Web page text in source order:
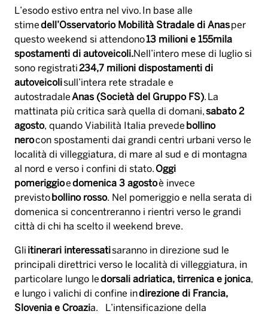
L’esodo estivo entra nel vivo. In base alle
stime dell’Osservatorio Mobilità Stradale di Anas per
questo weekend si attendono13 milioni e 155mila
spostamenti di autoveicoli.Nell’intero mese di luglio si
sono registrati 234,7 milioni dispostamenti di
autoveicolisull’intera rete stradale e
autostradale Anas (Società del Gruppo FS). La
mattinata più critica sarà quella di domani, sabato 2
agosto, quando Viabilità Italia prevede bollino
nerocon spostamenti dai grandi centri urbani verso le
località di villeggiatura, di mare al sud e di montagna
al nord e verso i confini di stato. Oggi
pomeriggioe domenica 3 agostoè invece
previsto bollino rosso. Nel pomeriggio e nella serata di
domenica si concentreranno i rientri verso le grandi
città di chi ha scelto il weekend breve.
Gli itinerari interessatisaranno in direzione sud le
principali direttrici verso le località di villeggiatura, in
particolare lungo le dorsali adriatica, tirrenica e jonica,
e lungo i valichi di confine indirezione di Francia,
Slovenia e Croazia. L’intensificazione della